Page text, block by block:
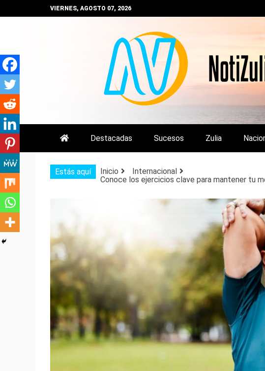
al
VIERNES, AGOSTO 07, 2026
NOTIZULIA
NOTICIAS DEL ZULIA, VENEZUELA Y DE
Destacadas Sucesos Zulia
Estás aquí Inicio
Internacional
Conoce los ejercicios clave para mantener tu